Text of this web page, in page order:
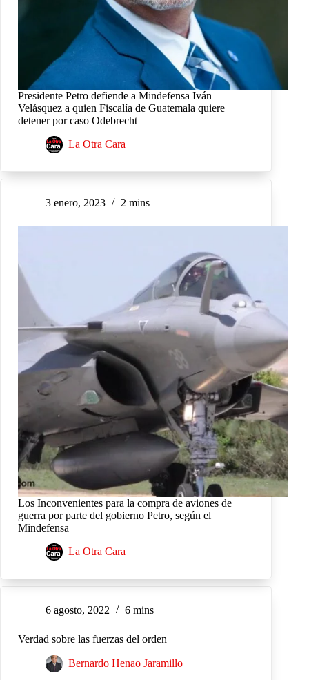
Presidente Petro defiende a Mindefensa Iván
Velásquez a quien Fiscalía de Guatemala quiere
detener por caso Odebrecht
La Otra Cara
3 enero, 2023 2 mins
Los Inconvenientes para la compra de aviones de
guerra por parte del gobierno Petro, según el
Mindefensa
La Otra Cara
6 agosto, 2022 6 mins
Verdad sobre las fuerzas del orden
Bernardo Henao Jaramillo